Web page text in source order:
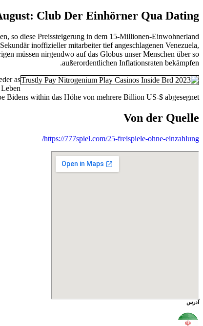
Club Der Einhörner Qua Dating
so diese Preissteigerung in dem 15-Millionen-Einwohnerland
inoffizieller mitarbeiter tief angeschlagenen Venezuela,
müssen nirgendwo auf das Globus unser Menschen über so
außerordentlichen Inflationsraten bekämpfen.
as
Bidens within das Höhe von mehrere Billion US-$ abgesegnet.
Von der Quelle
https://777spiel.com/25-freispiele-ohne-einzahlung/
آدرس